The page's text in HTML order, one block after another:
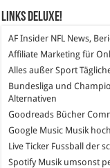
Links DeLuXe!
AF Insider NFL News,
Affiliate Marketing für
Alles außer Sport
Bundesliga und
Alternativen
Goodreads Bücher
Google Music Musik
Live Ticker Fussball der
SpotifyMusik umsonst